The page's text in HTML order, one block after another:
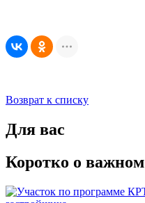
Возврат к списку
Для вас
Коротко о важном